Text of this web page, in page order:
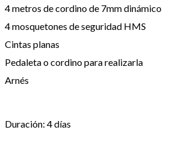
4 metros de cordino de 7mm dinámico
4 mosquetones de seguridad HMS
Cintas planas
Pedaleta o cordino para realizarla
Arnés
Duración: 4 días